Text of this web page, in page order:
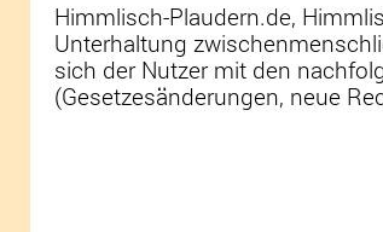
Himmlisch-Plaudern.de,
Unterhaltung
sich der Nutzer mit den
(Gesetzesänderungen, neue